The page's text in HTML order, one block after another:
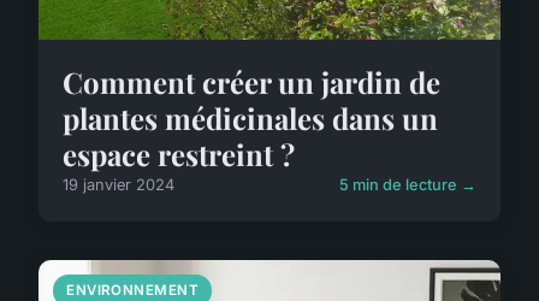
Comment créer un jardin de
plantes médicinales dans un
espace restreint ?
19 janvier 2024 5 min de lecture →
ENVIRONNEMENT